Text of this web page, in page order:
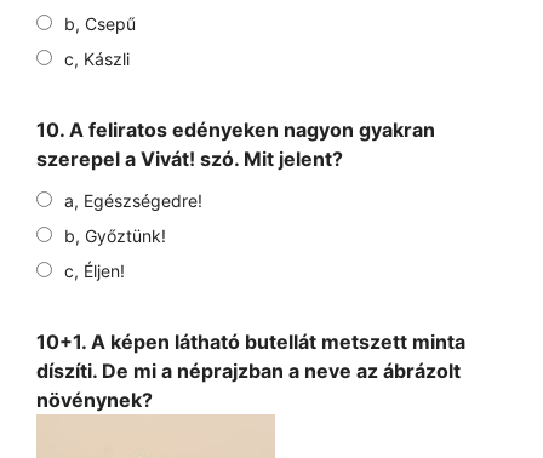
b, Csepű
c, Kászli
10. A feliratos edényeken nagyon gyakran
szerepel a Vivát! szó. Mit jelent?
a, Egészségedre!
b, Győztünk!
c, Éljen!
10+1. A képen látható butellát metszett minta
díszíti. De mi a néprajzban a neve az ábrázolt
növénynek?